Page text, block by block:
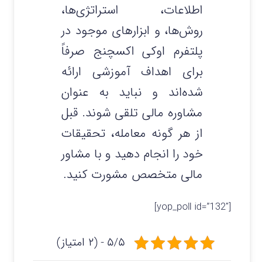
اطلاعات، استراتژی‌ها،
روش‌ها، و ابزارهای موجود در
پلتفرم اوکی اکسچنج صرفاً
برای اهداف آموزشی ارائه
شده‌اند و نباید به عنوان
مشاوره مالی تلقی شوند. قبل
از هر گونه معامله، تحقیقات
خود را انجام دهید و با مشاور
مالی متخصص مشورت کنید.
[yop_poll id=”132″]
۵/۵ - (۲ امتیاز)